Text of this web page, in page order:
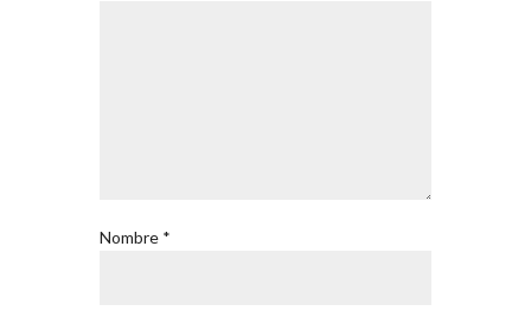
Nombre *